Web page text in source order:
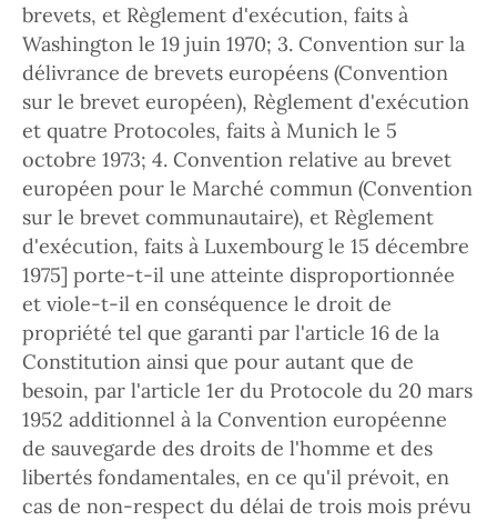
brevets, et Règlement d'exécution, faits à
Washington le 19 juin 1970; 3. Convention sur la
délivrance de brevets européens (Convention
sur le brevet européen), Règlement d'exécution
et quatre Protocoles, faits à Munich le 5
octobre 1973; 4. Convention relative au brevet
européen pour le Marché commun (Convention
sur le brevet communautaire), et Règlement
d'exécution, faits à Luxembourg le 15 décembre
1975] porte-t-il une atteinte disproportionnée
et viole-t-il en conséquence le droit de
propriété tel que garanti par l'article 16 de la
Constitution ainsi que pour autant que de
besoin, par l'article 1er du Protocole du 20 mars
1952 additionnel à la Convention européenne
de sauvegarde des droits de l'homme et des
libertés fondamentales, en ce qu'il prévoit, en
cas de non-respect du délai de trois mois prévu